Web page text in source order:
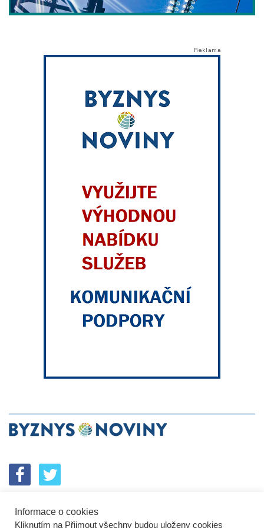
SPOLUPRÁCE PODPORA
Informace o cookies
Kliknutím na Přijmout všechny budou uloženy cookies